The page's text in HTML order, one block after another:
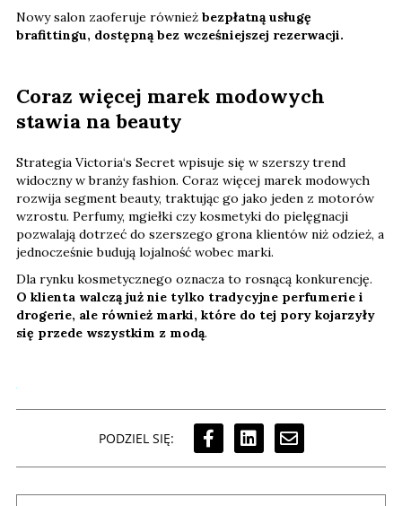
Nowy salon zaoferuje również bezpłatną usługę
brafittingu, dostępną bez wcześniejszej rezerwacji.
Coraz więcej marek modowych
stawia na beauty
Strategia Victoria‘s Secret wpisuje się w szerszy trend
widoczny w branży fashion. Coraz więcej marek modowych
rozwija segment beauty, traktując go jako jeden z motorów
wzrostu. Perfumy, mgiełki czy kosmetyki do pielęgnacji
pozwalają dotrzeć do szerszego grona klientów niż odzież, a
jednocześnie budują lojalność wobec marki.
Dla rynku kosmetycznego oznacza to rosnącą konkurencję.
O klienta walczą już nie tylko tradycyjne perfumerie i
drogerie, ale również marki, które do tej pory kojarzyły
się przede wszystkim z modą.
PODZIEL SIĘ: